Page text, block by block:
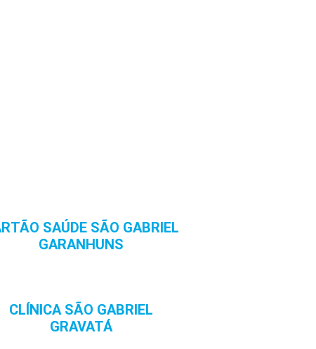
SAÚDE SÃO GABRIEL
GARANHUNS
CLÍNICA SÃO GABRIEL
GRAVATÁ